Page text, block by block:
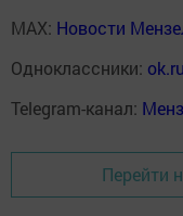
MAX: Новости
Одноклассники:
Telegram-канал:
Перейти